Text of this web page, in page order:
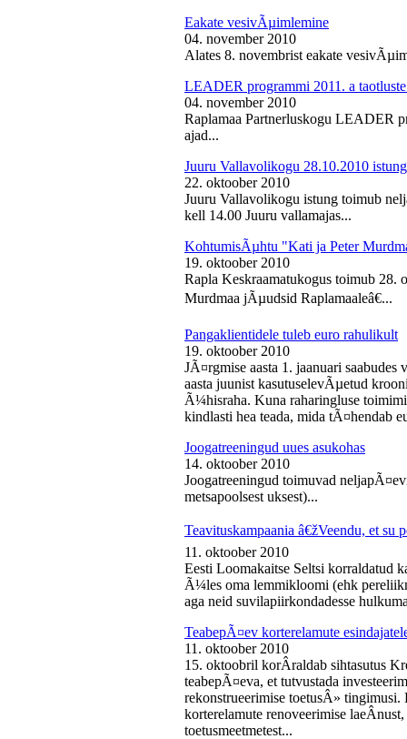
Eakate vesivÃµimlemine
04. november 2010
Alates 8. novembrist eakate
LEADER programmi 2011. a
04. november 2010
Raplamaa Partnerluskogu LEADER
ajad...
Juuru Vallavolikogu 28.10.2010 istung
22. oktoober 2010
Juuru Vallavolikogu istung toimub
kell 14.00 Juuru vallamajas...
KohtumisÃµhtu "Kati ja Peter
19. oktoober 2010
Rapla Keskraamatukogus toimub
Murdmaa jÃµudsid Raplamaaleâ€...
Pangaklientidele tuleb euro rahulikult
19. oktoober 2010
JÃ¤rgmise aasta 1. jaanuari
aasta juunist kasutuselevÃµetud
Ã¼hisraha. Kuna raharingluse
kindlasti hea teada, mida tÃ¤hendab
Joogatreeningud uues asukohas
14. oktoober 2010
Joogatreeningud toimuvad
metsapoolsest uksest)...
Teavituskampaania â€žVeendu, et su
11. oktoober 2010
Eesti Loomakaitse Seltsi korraldatud
Ã¼les oma lemmikloomi (ehk
aga neid suvilapiirkondadesse
TeabepÃ¤ev korterelamute
11. oktoober 2010
15. oktoobril korÂ­raldab sihtasutus
teabepÃ¤eva, et tutvustada
rekonstrueerimise toetusÂ»
korterelamute renoveerimise
toetusmeetmetest...